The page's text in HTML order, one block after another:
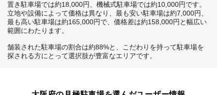
置き駐車場では約18,000円、機械式駐車場では約10,000円です。
立地や設備によって価格は異なり、最も安い駐車場は約7,000円、
最も高い駐車場は約165,000円で、価格差は約158,000円と幅広い
範囲にわたります。
舗装された駐車場の割合は約88%と、こだわりを持って駐車場を
探される方にとって選択肢が豊富なエリアです。